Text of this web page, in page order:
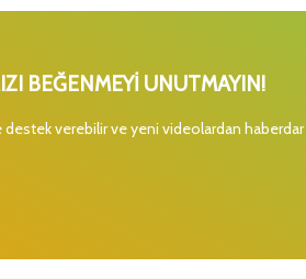
BEĞENMEYİ UNUTMAYIN!
destek verebilir ve yeni videolardan haberdar